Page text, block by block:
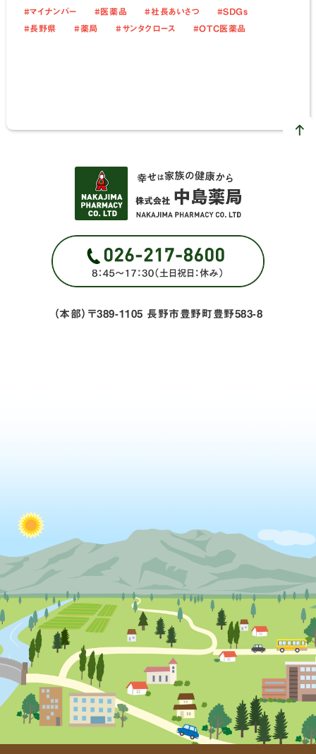
#マイナンバー
#医薬品 #社長あいさつ
#SDGs
#長野県
#薬局 #サンタクロース #OTC医薬品
（本部）〒389-1105 長野市豊野町豊野583-8